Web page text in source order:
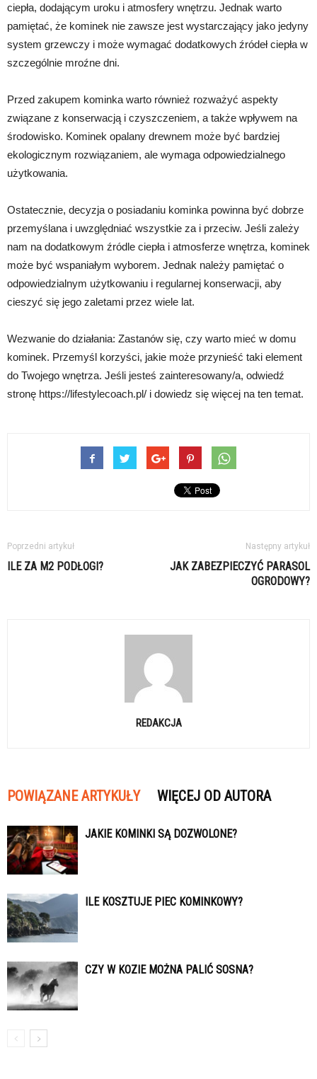
ciepła, dodającym uroku i atmosfery wnętrzu. Jednak warto
pamiętać, że kominek nie zawsze jest wystarczający jako jedyny
system grzewczy i może wymagać dodatkowych źródeł ciepła w
szczególnie mroźne dni.
Przed zakupem kominka warto również rozważyć aspekty
związane z konserwacją i czyszczeniem, a także wpływem na
środowisko. Kominek opalany drewnem może być bardziej
ekologicznym rozwiązaniem, ale wymaga odpowiedzialnego
użytkowania.
Ostatecznie, decyzja o posiadaniu kominka powinna być dobrze
przemyślana i uwzględniać wszystkie za i przeciw. Jeśli zależy
nam na dodatkowym źródle ciepła i atmosferze wnętrza, kominek
może być wspaniałym wyborem. Jednak należy pamiętać o
odpowiedzialnym użytkowaniu i regularnej konserwacji, aby
cieszyć się jego zaletami przez wiele lat.
Wezwanie do działania: Zastanów się, czy warto mieć w domu
kominek. Przemyśl korzyści, jakie może przynieść taki element
do Twojego wnętrza. Jeśli jesteś zainteresowany/a, odwiedź
stronę https://lifestylecoach.pl/ i dowiedz się więcej na ten temat.
Poprzedni artykuł
ILE ZA M2 PODŁOGI?
Następny artykuł
JAK ZABEZPIECZYĆ PARASOL
OGRODOWY?
REDAKCJA
POWIĄZANE ARTYKUŁY WIĘCEJ OD AUTORA
JAKIE KOMINKI SĄ DOZWOLONE?
ILE KOSZTUJE PIEC KOMINKOWY?
CZY W KOZIE MOŻNA PALIĆ SOSNA?